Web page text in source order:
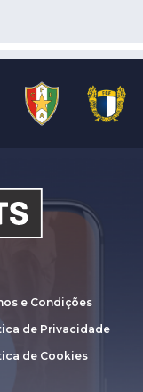
e Condições
de Privacidade
de Cookies